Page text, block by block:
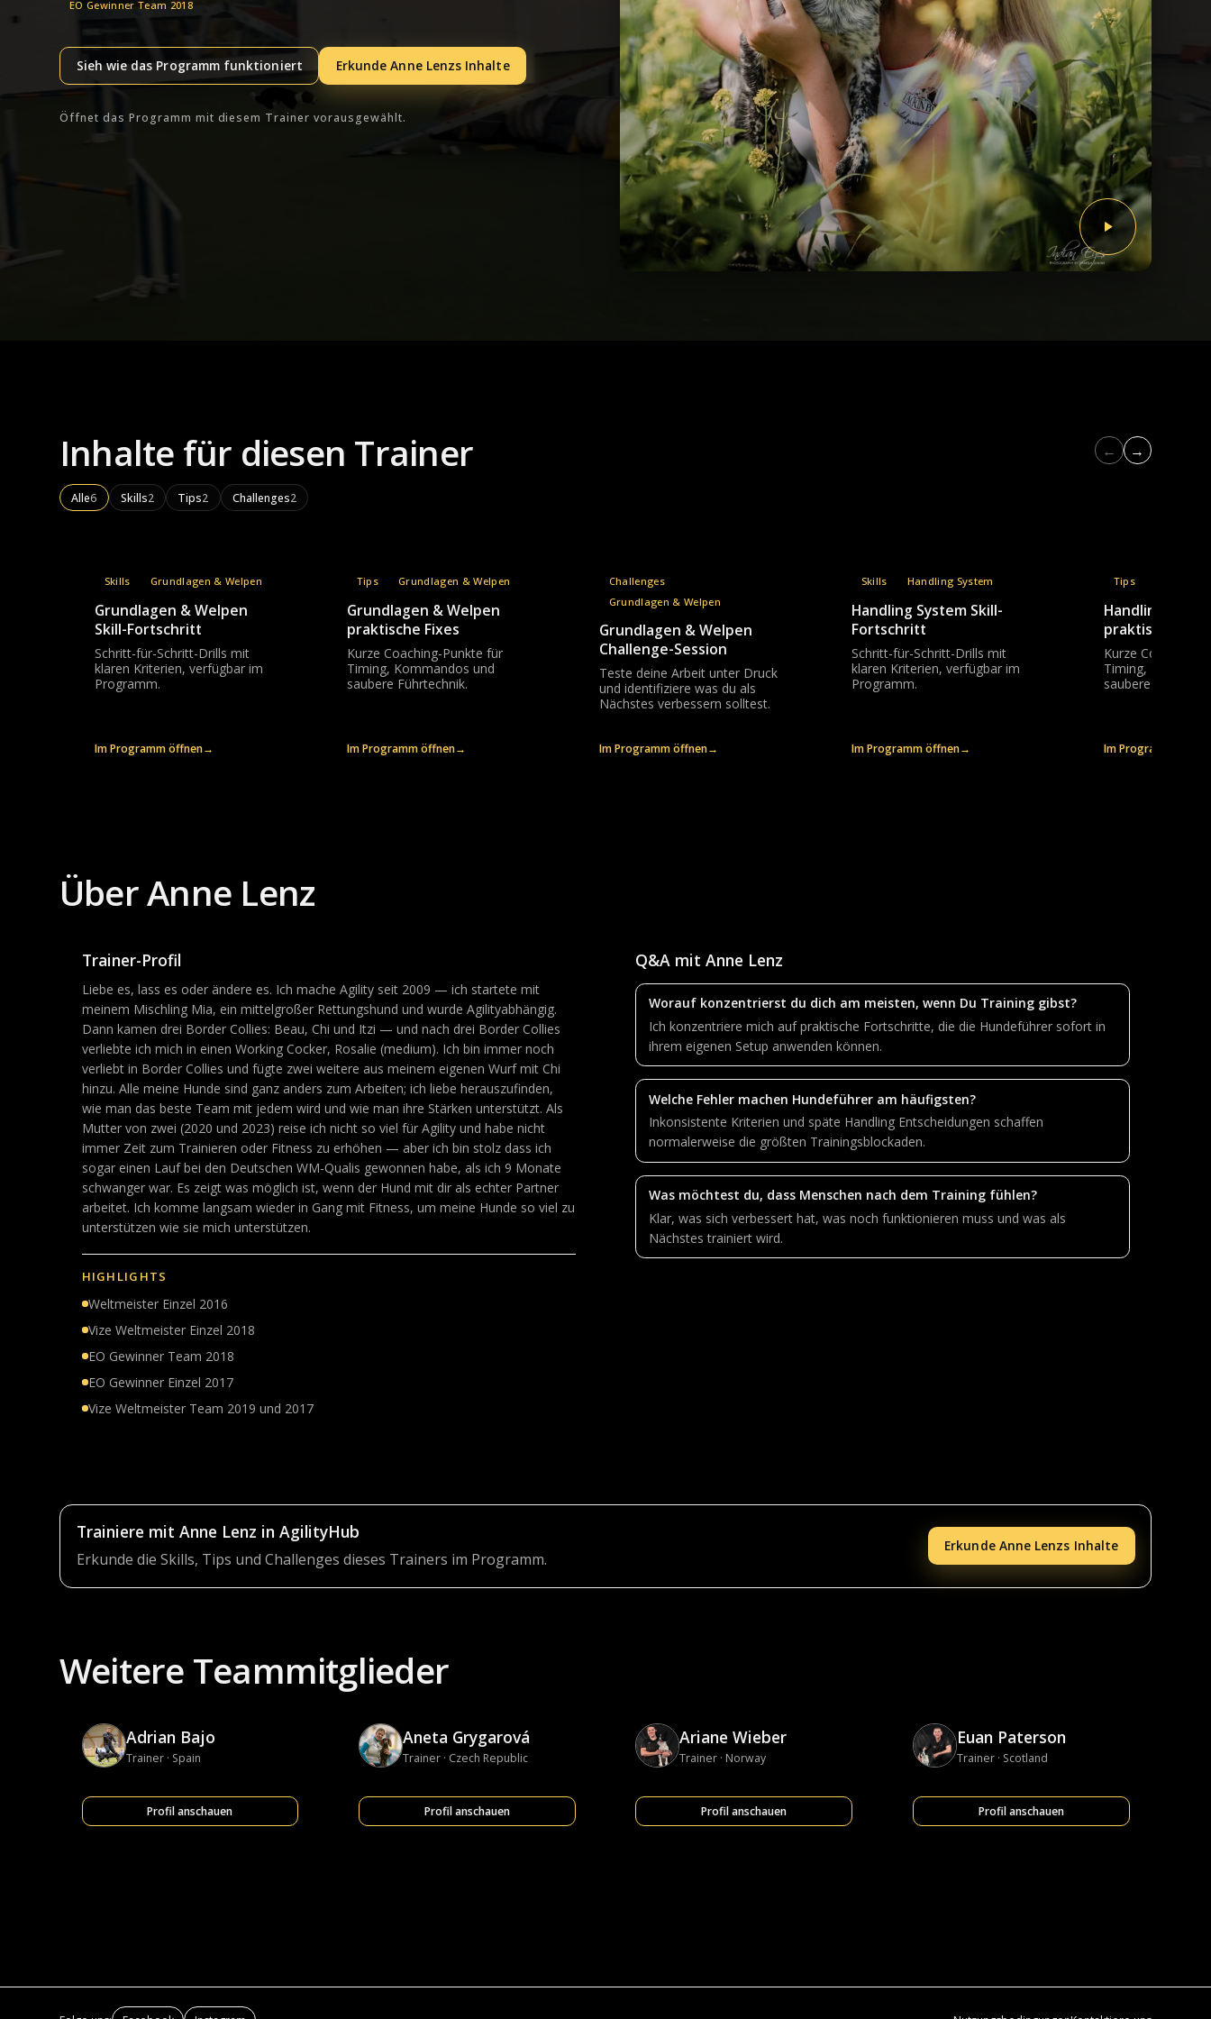
EO Gewinner Team 2018
Sieh wie das Programm funktioniert Erkunde Anne Lenzs Inhalte
Öffnet das Programm mit diesem Trainer vorausgewählt.
Inhalte für diesen Trainer ← →
Alle6 Skills2 Tips2 Challenges2
Skills Grundlagen & Welpen
Grundlagen & Welpen
Skill-Fortschritt
Schritt-für-Schritt-Drills mit
klaren Kriterien, verfügbar im
Programm.
Im Programm öffnen→
Tips Grundlagen & Welpen
Grundlagen & Welpen
praktische Fixes
Kurze Coaching-Punkte für
Timing, Kommandos und
saubere Führtechnik.
Im Programm öffnen→
Challenges
Grundlagen & Welpen
Grundlagen & Welpen
Challenge-Session
Teste deine Arbeit unter Druck
und identifiziere was du als
Nächstes verbessern solltest.
Im Programm öffnen→
Skills Handling System
Handling System Skill-
Fortschritt
Schritt-für-Schritt-Drills mit
klaren Kriterien, verfügbar im
Programm.
Im Programm öffnen→
Tips
Handling
praktische
Kurze Coaching-
Timing,
saubere
Im Programm öffnen
Über Anne Lenz
Trainer-Profil
Liebe es, lass es oder ändere es. Ich mache Agility seit 2009 — ich startete mit
meinem Mischling Mia, ein mittelgroßer Rettungshund und wurde Agilityabhängig.
Dann kamen drei Border Collies: Beau, Chi und Itzi — und nach drei Border Collies
verliebte ich mich in einen Working Cocker, Rosalie (medium). Ich bin immer noch
verliebt in Border Collies und fügte zwei weitere aus meinem eigenen Wurf mit Chi
hinzu. Alle meine Hunde sind ganz anders zum Arbeiten; ich liebe herauszufinden,
wie man das beste Team mit jedem wird und wie man ihre Stärken unterstützt. Als
Mutter von zwei (2020 und 2023) reise ich nicht so viel für Agility und habe nicht
immer Zeit zum Trainieren oder Fitness zu erhöhen — aber ich bin stolz dass ich
sogar einen Lauf bei den Deutschen WM-Qualis gewonnen habe, als ich 9 Monate
schwanger war. Es zeigt was möglich ist, wenn der Hund mit dir als echter Partner
arbeitet. Ich komme langsam wieder in Gang mit Fitness, um meine Hunde so viel zu
unterstützen wie sie mich unterstützen.
HIGHLIGHTS
Weltmeister Einzel 2016
Vize Weltmeister Einzel 2018
EO Gewinner Team 2018
EO Gewinner Einzel 2017
Vize Weltmeister Team 2019 und 2017
Q&A mit Anne Lenz
Worauf konzentrierst du dich am meisten, wenn Du Training gibst?
Ich konzentriere mich auf praktische Fortschritte, die die Hundeführer sofort in
ihrem eigenen Setup anwenden können.
Welche Fehler machen Hundeführer am häufigsten?
Inkonsistente Kriterien und späte Handling Entscheidungen schaffen
normalerweise die größten Trainingsblockaden.
Was möchtest du, dass Menschen nach dem Training fühlen?
Klar, was sich verbessert hat, was noch funktionieren muss und was als
Nächstes trainiert wird.
Trainiere mit Anne Lenz in AgilityHub
Erkunde die Skills, Tips und Challenges dieses Trainers im Programm.
Erkunde Anne Lenzs Inhalte
Weitere Teammitglieder
Adrian Bajo
Trainer · Spain
Profil anschauen
Aneta Grygarová
Trainer · Czech Republic
Profil anschauen
Ariane Wieber
Trainer · Norway
Profil anschauen
Euan Paterson
Trainer · Scotland
Profil anschauen